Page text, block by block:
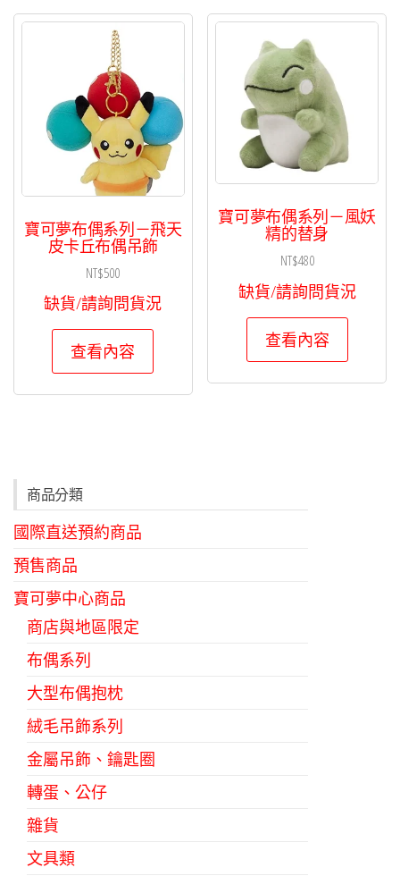
寶可夢布偶系列－飛天
皮卡丘布偶吊飾
NT$500
缺貨/請詢問貨況
查看內容
寶可夢布偶系列－風妖
精的替身
NT$480
缺貨/請詢問貨況
查看內容
商品分類
國際直送預約商品
預售商品
寶可夢中心商品
商店與地區限定
布偶系列
大型布偶抱枕
絨毛吊飾系列
金屬吊飾、鑰匙圈
轉蛋、公仔
雜貨
文具類